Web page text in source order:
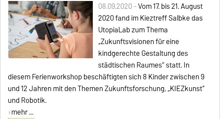
08.09.2020 -Vom 17. bis 21. August
2020 fand im Kieztreff Salbke das
UtopiaLab zum Thema
„Zukunftsvisionen für eine
kindgerechte Gestaltung des
städtischen Raumes“ statt. In
diesem Ferienworkshop beschäftigten sich 8 Kinder zwischen 9
und 12 Jahren mit den Themen Zukunftsforschung, „KIEZkunst“
und Robotik.
mehr ...